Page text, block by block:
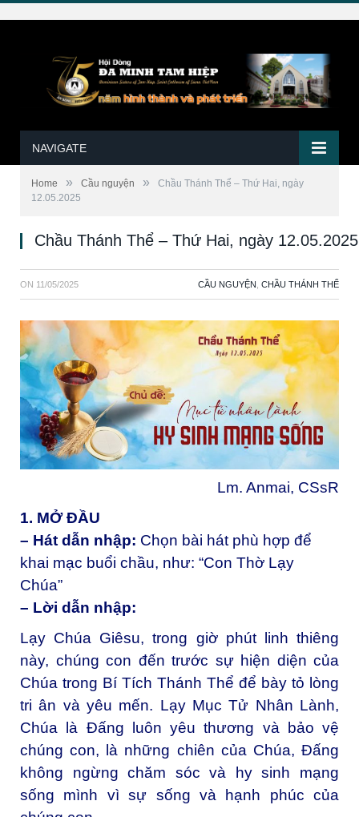
NAVIGATE
Home » Cầu nguyện »
Chầu Thánh Thể – Thứ Hai, ngày
12.05.2025
Chầu Thánh Thể – Thứ Hai, ngày 12.05.2025
ON 11/05/2025 CẦU NGUYỆN CHẦU THÁNH THỂ
Lm. Anmai, CSsR
1. MỞ ĐẦU
– Hát dẫn nhập: Chọn bài hát phù hợp để
khai mạc buổi chầu, như: “Con Thờ Lạy
Chúa”
– Lời dẫn nhập:
Lạy Chúa Giêsu, trong giờ phút linh thiêng
này, chúng con đến trước sự hiện diện của
Chúa trong Bí Tích Thánh Thể để bày tỏ lòng
tri ân và yêu mến. Lạy Mục Tử Nhân Lành,
Chúa là Đấng luôn yêu thương và bảo vệ
chúng con, là những chiên của Chúa, Đấng
không ngừng chăm sóc và hy sinh mạng
sống mình vì sự sống và hạnh phúc của